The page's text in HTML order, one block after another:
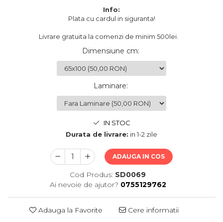
Info:
Plata cu cardul in siguranta!
Livrare gratuita la comenzi de minim 500lei.
Dimensiune cm:
Laminare:
IN STOC
Durata de livrare: in 1-2 zile
ADAUGA IN COS
Cod Produs: SD0069
Ai nevoie de ajutor? 0755129762
Adauga la Favorite Cere informatii